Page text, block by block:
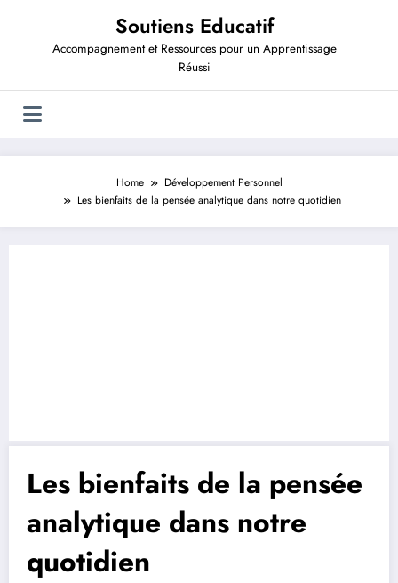
Soutiens Educatif
Accompagnement et Ressources pour un Apprentissage
Réussi
Home
Développement Personnel
Les bienfaits de la pensée analytique dans notre quotidien
Les bienfaits de la pensée
analytique dans notre
quotidien